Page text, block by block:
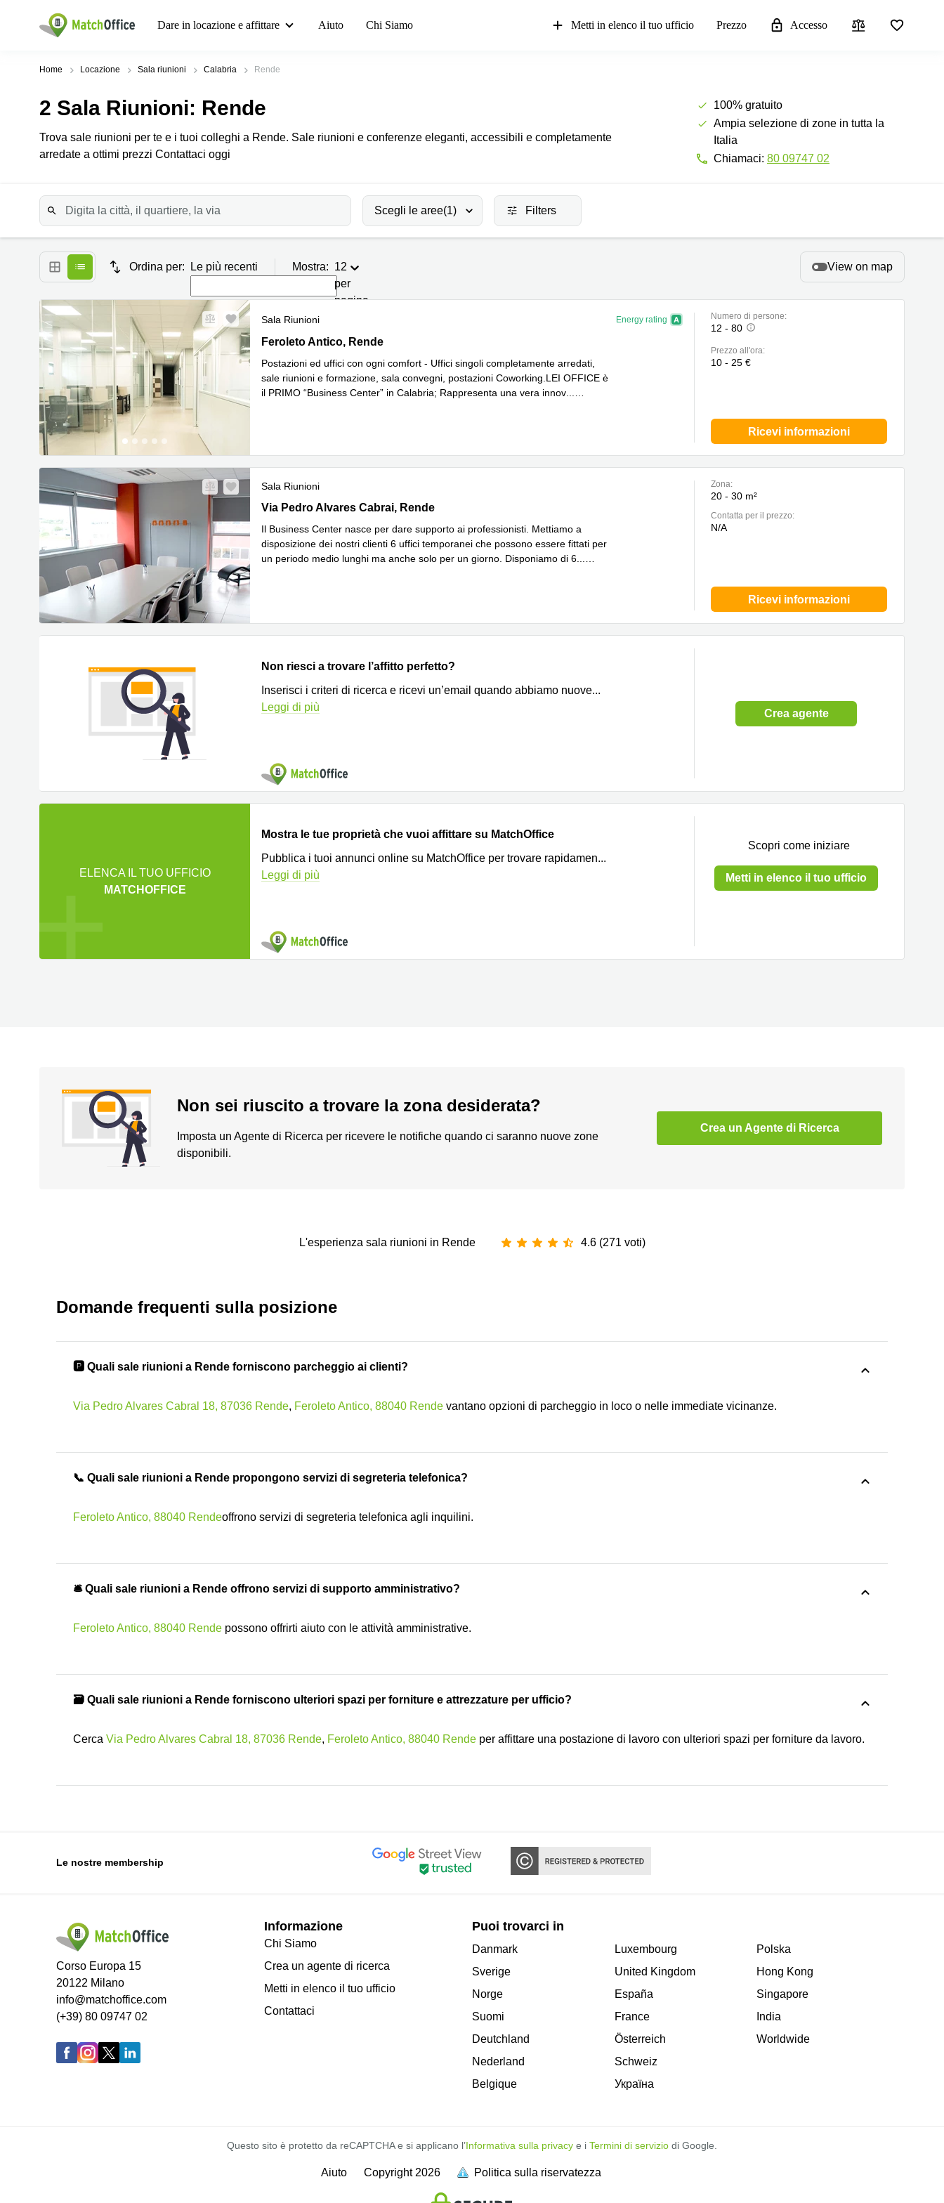
Dare in locazione e affittare Aiuto Chi Siamo Metti in elenco il tuo ufficio Prezzo Accesso
Home Locazione Sala riunioni Calabria Rende
2 Sala Riunioni: Rende
Trova sale riunioni per te e i tuoi colleghi a Rende. Sale riunioni e conferenze eleganti, accessibili e completamente
arredate a ottimi prezzi Contattaci oggi
100% gratuito
Ampia selezione di zone in tutta la
Italia
Chiamaci: 80 09747 02
Scegli le aree(1) Filters
Ordina per: Le più recenti Mostra: 12
per
pagina
View on map
Sala Riunioni Energy rating
Feroleto Antico, Rende
Feroleto Antico, Rende
Postazioni ed uffici con ogni comfort - Uffici singoli completamente arredati,
sale riunioni e formazione, sala convegni, postazioni Coworking.LEI OFFICE è
il PRIMO “Business Center” in Calabria; Rappresenta una vera innov
Numero di persone:
12 - 80
Prezzo all'ora:
10 - 25 €
Ricevi informazioni
Sala Riunioni
Via Pedro Alvares Cabral 18, Rende
Via Pedro Alvares Cabrai, Rende
Il Business Center nasce per dare supporto ai professionisti. Mettiamo a
disposizione dei nostri clienti 6 uffici temporanei che possono essere fittati per
un periodo medio lunghi ma anche solo per un giorno. Disponiamo di 6
Zona:
20 - 30 m²
Сontatta per il prezzo:
N/A
Ricevi informazioni
Non riesci a trovare l’affitto perfetto?
Inserisci i criteri di ricerca e ricevi un’email quando abbiamo nuove...
Leggi di più
Crea agente
ELENCA IL TUO UFFICIO
MATCHOFFICE
Mostra le tue proprietà che vuoi affittare su MatchOffice
Pubblica i tuoi annunci online su MatchOffice per trovare rapidamen...
Leggi di più
Scopri come iniziare
Metti in elenco il tuo ufficio
Non sei riuscito a trovare la zona desiderata?
Imposta un Agente di Ricerca per ricevere le notifiche quando ci saranno nuove zone
disponibili.
Crea un Agente di Ricerca
L'esperienza sala riunioni in Rende 4.6 (271 voti)
Domande frequenti sulla posizione
🅿️ Quali sale riunioni a Rende forniscono parcheggio ai clienti?
Via Pedro Alvares Cabral 18, 87036 Rende, Feroleto Antico, 88040 Rende vantano opzioni di parcheggio in loco o nelle immediate vicinanze.
📞 Quali sale riunioni a Rende propongono servizi di segreteria telefonica?
Feroleto Antico, 88040 Rendeoffrono servizi di segreteria telefonica agli inquilini.
🛎 Quali sale riunioni a Rende offrono servizi di supporto amministrativo?
Feroleto Antico, 88040 Rende possono offrirti aiuto con le attività amministrative.
🗃️ Quali sale riunioni a Rende forniscono ulteriori spazi per forniture e attrezzature per ufficio?
Cerca Via Pedro Alvares Cabral 18, 87036 Rende, Feroleto Antico, 88040 Rende per affittare una postazione di lavoro con ulteriori spazi per forniture da lavoro.
Le nostre membership
Corso Europa 15
20122 Milano
info@matchoffice.com
(+39) 80 09747 02
Informazione
Chi Siamo
Crea un agente di ricerca
Metti in elenco il tuo ufficio
Contattaci
Puoi trovarci in
Danmark
Sverige
Norge
Suomi
Deutchland
Nederland
Belgique
Luxembourg
United Kingdom
España
France
Österreich
Schweiz
Україна
Polska
Hong Kong
Singapore
India
Worldwide
Questo sito è protetto da reCAPTCHA e si applicano l’Informativa sulla privacy e i Termini di servizio di Google.
Aiuto Copyright 2026 Politica sulla riservatezza